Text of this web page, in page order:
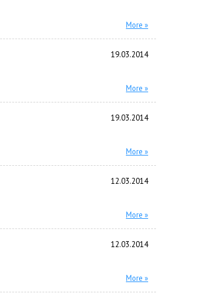
More »
19.03.2014
More »
19.03.2014
More »
12.03.2014
More »
12.03.2014
More »